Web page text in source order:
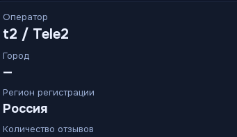
Оператор
t2 / Tele2
Город
—
Регион регистрации
Россия
Количество отзывов